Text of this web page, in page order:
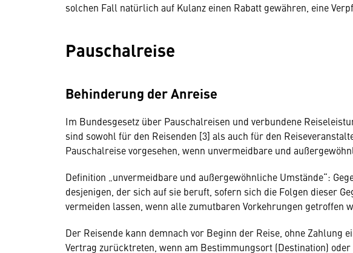
solchen Fall natürlich auf Kulanz einen Rabatt gewähren, eine
Pauschalreise
Behinderung der Anreise
Im Bundesgesetz über Pauschalreisen und verbundene
sind sowohl für den Reisenden [3] als auch für den
Pauschalreise vorgesehen, wenn unvermeidbare und
Definition „unvermeidbare und außergewöhnliche Umstände“:
desjenigen, der sich auf sie beruft, sofern sich die Folgen dieser
vermeiden lassen, wenn alle zumutbaren Vorkehrungen getroffen
Der Reisende kann demnach vor Beginn der Reise, ohne Zahlung
Vertrag zurücktreten, wenn am Bestimmungsort (Destination)